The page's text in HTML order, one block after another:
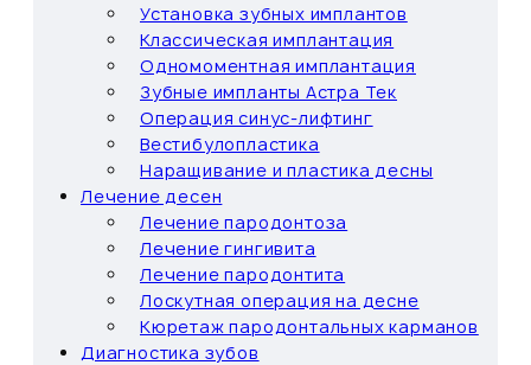
Установка зубных имплантов
Классическая имплантация
Одномоментная имплантация
Зубные импланты Астра Тек
Операция синус-лифтинг
Вестибулопластика
Наращивание и пластика десны
Лечение десен
Лечение пародонтоза
Лечение гингивита
Лечение пародонтита
Лоскутная операция на десне
Кюретаж пародонтальных карманов
Диагностика зубов